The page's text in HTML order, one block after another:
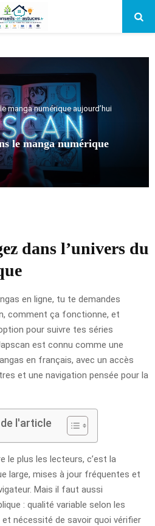
manga numérique aujourd’hui
le manga numérique
dans l’univers du
en ligne, tu te demandes
comment ça fonctionne, et
pour suivre tes séries
est connu comme une
en français, avec un accès
et une navigation pensée pour la
l'article
le plus les lecteurs, c’est la
large, mises à jour fréquentes et
Mais il faut aussi
: qualité variable selon les
nécessité de savoir quoi vérifier